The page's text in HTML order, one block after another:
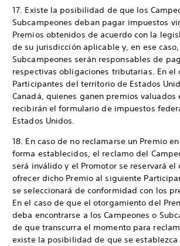
17. Existe la posibilidad de que los
Subcampeones deban pagar impuestos
Premios obtenidos de acuerdo con la
de su jurisdicción aplicable y, en ese
Subcampeones serán responsables de
respectivas obligaciones tributarias. En el
Participantes del territorio de Estados
Canadá, quienes ganen premios valuados
recibirán el formulario de impuestos
Estados Unidos.
18. En caso de no reclamarse un Premio
forma establecidos, el reclamo del
será inválido y el Promotor se reservará el
ofrecer dicho Premio al siguiente
se seleccionará de conformidad con los
En el caso de que el otorgamiento del
deba encontrarse a los Campeones o
de que transcurra el momento para
existe la posibilidad de que se establezca